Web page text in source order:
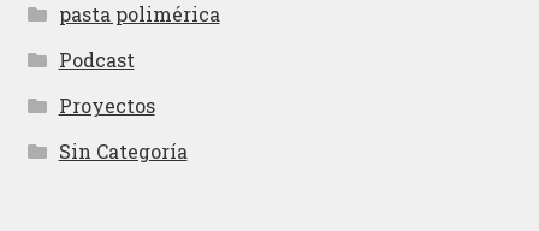
pasta polimérica
Podcast
Proyectos
Sin Categoría